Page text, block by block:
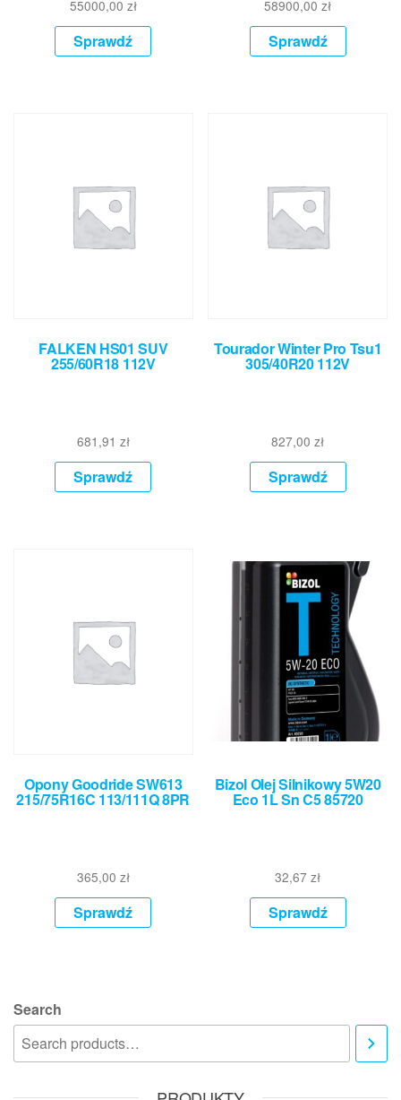
55000,00 zł
Sprawdź
58900,00zł
Sprawdź
FALKEN HS01 SUV
255/60R18 112V
681,91 zł
Sprawdź
Tourador Winter Pro Tsu1
305/40R20 112V
827,00zł
Sprawdź
Opony Goodride SW613
215/75R16C 113/111Q 8PR
365,00 zł
Sprawdź
Bizol Olej Silnikowy 5W20
Eco 1L Sn C5 85720
32,67zł
Sprawdź
Search